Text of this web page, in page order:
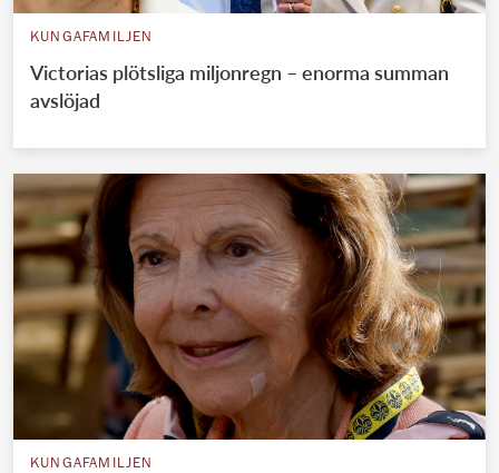
KUNGAFAMILJEN
Victorias plötsliga miljonregn – enorma summan
avslöjad
KUNGAFAMILJEN